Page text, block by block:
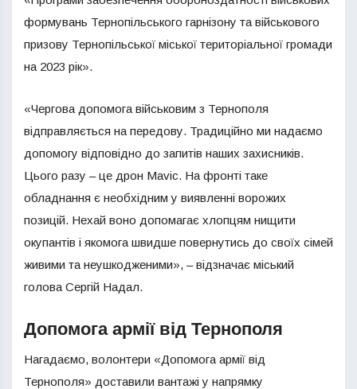
формувань Тернопільського гарнізону та військового
призову Тернопільської міської територіальної громади
на 2023 рік».
«Чергова допомога військовим з Тернополя
відправляється на передову. Традиційно ми надаємо
допомогу відповідно до запитів наших захисників.
Цього разу – це дрон Mavic. На фронті таке
обладнання є необхідним у виявленні ворожих
позицій. Нехай воно допомагає хлопцям нищити
окупантів і якомога швидше повернутись до своїх сімей
живими та неушкодженими», – відзначає міський
голова Сергій Надал.
Допомога армії від Тернополя
Нагадаємо, волонтери «Допомога армії від
Тернополя» доставили вантажі у напрямку